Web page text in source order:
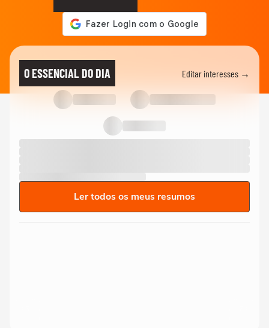
O ESSENCIAL DO DIA Editar interesses →
Ler todos os meus resumos